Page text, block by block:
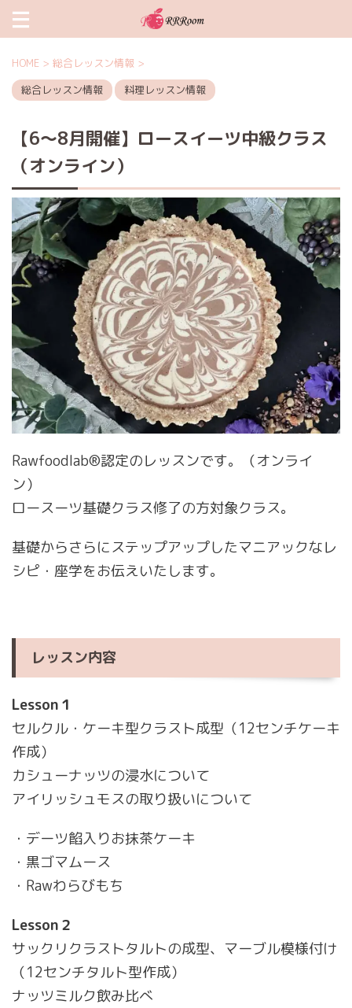
HOME > 総合レッスン情報 >
総合レッスン情報
料理レッスン情報
【6〜8月開催】ロースイーツ中級クラス
（オンライン）
Rawfoodlab®︎認定のレッスンです。（オンライ
ン）
ロースーツ基礎クラス修了の方対象クラス。
基礎からさらにステップアップしたマニアックなレ
シピ・座学をお伝えいたします。
レッスン内容
Lesson１
セルクル・ケーキ型クラスト成型（12センチケーキ
作成）
カシューナッツの浸水について
アイリッシュモスの取り扱いについて
・デーツ餡入りお抹茶ケーキ
・黒ゴマムース
・Rawわらびもち
Lesson２
サックリクラストタルトの成型、マーブル模様付け
（12センチタルト型作成）
ナッツミルク飲み比べ